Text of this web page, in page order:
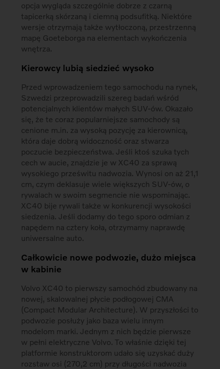
opcja wygląda szczególnie dobrze z czarną
tapicerką skórzaną i ciemną podsufitką. Niektóre
wersje otrzymają także wytłoczoną, przestrzenną
mapę Goeteborga na elementach wykończenia
wnętrza.
Kierowcy lubią siedzieć wysoko
Przed wprowadzeniem tego samochodu na rynek,
Szwedzi przeprowadzili szereg badań wśród
potencjalnych klientów małych SUV-ów. Okazało
się, że te coraz popularniejsze samochody są
cenione m.in. za wysoką pozycję za kierownicą,
która daje dobrą widoczność oraz stwarza
poczucie bezpieczeństwa. Jeśli ktoś szuka tych
cech w aucie, znajdzie je w XC40 za sprawą
wysokiego prześwitu nadwozia. Wynosi on aż 21,1
cm, czym deklasuje wiele większych SUV-ów, o
rywalach w swoim segmencie nie wspominając.
XC40 bije rywali także w konkurencji wysokości
siedzenia. Jeśli dodamy do tego sporo odmian z
napędem na cztery koła, otrzymamy naprawdę
uniwersalne auto.
Całkowicie nowe podwozie, dużo miejsca
w kabinie
Volvo XC40 to pierwszy samochód zbudowany na
nowej, skalowalnej płycie podłogowej CMA
(Compact Modular Architecture). W przyszłości to
podwozie posłuży jako baza wielu innym
modelom marki. Jednym z nich będzie pierwsze
w pełni elektryczne Volvo. To właśnie dzięki tej
platformie konstruktorom udało się uzyskać duży
rozstaw osi (270,2 cm) przy długości nadwozia